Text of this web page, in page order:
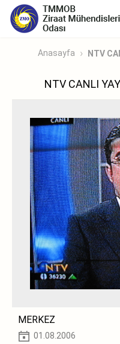
Anasayfa NTV
NTV CANLI
MERKEZ
01.08.2006